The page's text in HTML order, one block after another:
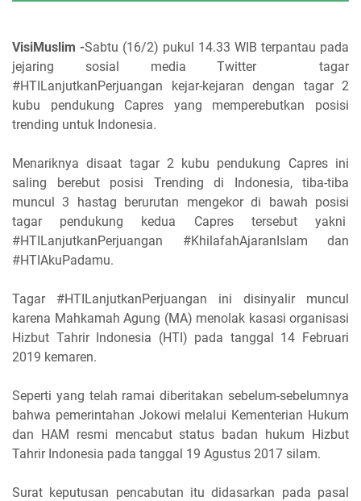
VisiMuslim -Sabtu (16/2) pukul 14.33 WIB terpantau pada
jejaring sosial media Twitter tagar
#HTILanjutkanPerjuangan kejar-kejaran dengan tagar 2
kubu pendukung Capres yang memperebutkan posisi
trending untuk Indonesia.
Menariknya disaat tagar 2 kubu pendukung Capres ini
saling berebut posisi Trending di Indonesia, tiba-tiba
muncul 3 hastag berurutan mengekor di bawah posisi
tagar pendukung kedua Capres tersebut yakni
#HTILanjutkanPerjuangan #KhilafahAjaranIslam dan
#HTIAkuPadamu.
Tagar #HTILanjutkanPerjuangan ini disinyalir muncul
karena Mahkamah Agung (MA) menolak kasasi organisasi
Hizbut Tahrir Indonesia (HTI) pada tanggal 14 Februari
2019 kemaren.
Seperti yang telah ramai diberitakan sebelum-sebelumnya
bahwa pemerintahan Jokowi melalui Kementerian Hukum
dan HAM resmi mencabut status badan hukum Hizbut
Tahrir Indonesia pada tanggal 19 Agustus 2017 silam.
Surat keputusan pencabutan itu didasarkan pada pasal